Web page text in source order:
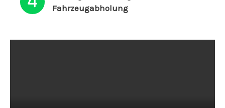
Fahrzeugabholung